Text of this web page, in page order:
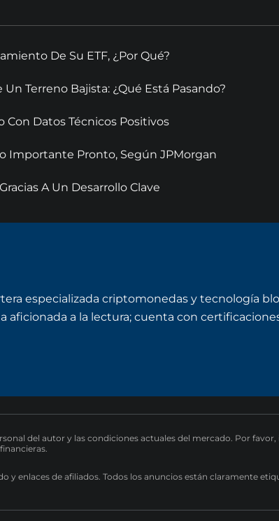
De Su ETF, ¿Por Qué?
Terreno Bajista: ¿Qué Está Pasando?
Datos Técnicos Positivos
Importante Pronto, Según JPMorgan
A Un Desarrollo Clave
especializada criptomonedas y tecnología
aficionada a la lectura; cuenta con
del autor y las condiciones actuales del mercado. Por
y enlaces de afiliados. Todos los anuncios están claramente